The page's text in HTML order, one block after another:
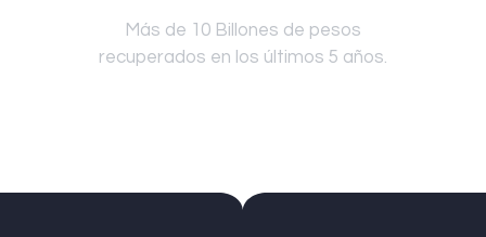
Más de 10 Billones de pesos
recuperados en los últimos 5 años.